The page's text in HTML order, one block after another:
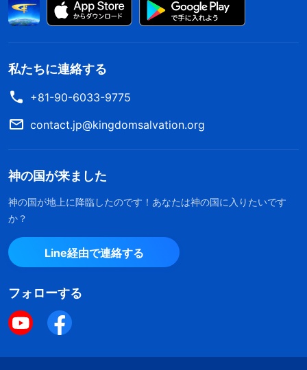
私たちに連絡する
+81-90-6033-9775
contact.jp@kingdomsalvation.org
神の国が来ました
神の国が地上に降臨したのです！あなたは神の国に入りたいです
か？
Line経由で連絡する
フォローする